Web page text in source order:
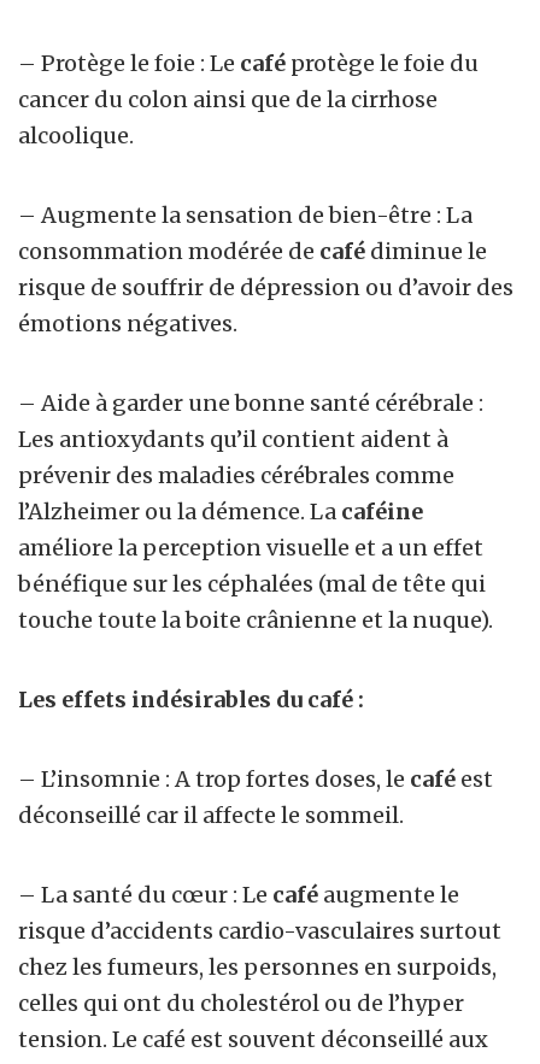
– Protège le foie : Le café protège le foie du
cancer du colon ainsi que de la cirrhose
alcoolique.
– Augmente la sensation de bien-être : La
consommation modérée de café diminue le
risque de souffrir de dépression ou d’avoir des
émotions négatives.
– Aide à garder une bonne santé cérébrale :
Les antioxydants qu’il contient aident à
prévenir des maladies cérébrales comme
l’Alzheimer ou la démence. La caféine
améliore la perception visuelle et a un effet
bénéfique sur les céphalées (mal de tête qui
touche toute la boite crânienne et la nuque).
Les effets indésirables du café :
– L’insomnie : A trop fortes doses, le café est
déconseillé car il affecte le sommeil.
– La santé du cœur : Le café augmente le
risque d’accidents cardio-vasculaires surtout
chez les fumeurs, les personnes en surpoids,
celles qui ont du cholestérol ou de l’hyper
tension. Le café est souvent déconseillé aux